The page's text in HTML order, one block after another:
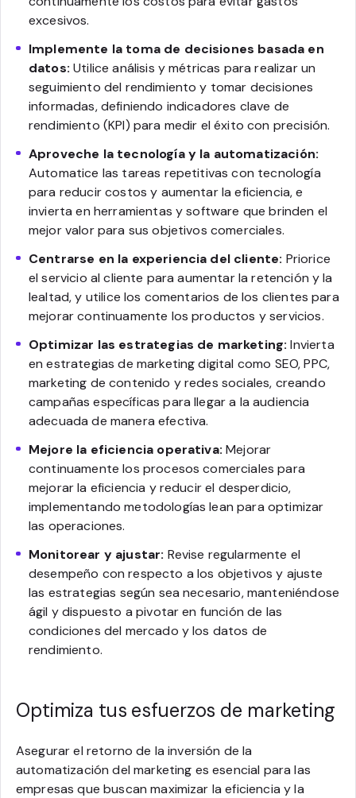
excesivos.
Implemente la toma de decisiones basada en
datos: Utilice análisis y métricas para realizar un
seguimiento del rendimiento y tomar decisiones
informadas, definiendo indicadores clave de
rendimiento (KPI) para medir el éxito con precisión.
Aproveche la tecnología y la automatización:
Automatice las tareas repetitivas con tecnología
para reducir costos y aumentar la eficiencia, e
invierta en herramientas y software que brinden el
mejor valor para sus objetivos comerciales.
Centrarse en la experiencia del cliente: Priorice
el servicio al cliente para aumentar la retención y la
lealtad, y utilice los comentarios de los clientes para
mejorar continuamente los productos y servicios.
Optimizar las estrategias de marketing: Invierta
en estrategias de marketing digital como SEO, PPC,
marketing de contenido y redes sociales, creando
campañas específicas para llegar a la audiencia
adecuada de manera efectiva.
Mejore la eficiencia operativa: Mejorar
continuamente los procesos comerciales para
mejorar la eficiencia y reducir el desperdicio,
implementando metodologías lean para optimizar
las operaciones.
Monitorear y ajustar: Revise regularmente el
desempeño con respecto a los objetivos y ajuste
las estrategias según sea necesario, manteniéndose
ágil y dispuesto a pivotar en función de las
condiciones del mercado y los datos de
rendimiento.
Optimiza tus esfuerzos de marketing
Asegurar el retorno de la inversión de la
automatización del marketing es esencial para las
empresas que buscan maximizar la eficiencia y la